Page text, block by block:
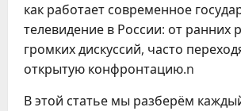
как работает современное
телевидение в России: от ранних
громких дискуссий, часто
открытую конфронтацию.n
В этой статье мы разберём